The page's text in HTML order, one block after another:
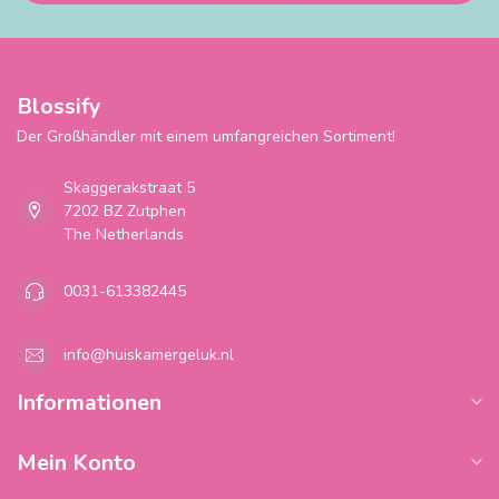
Blossify
Der Großhändler mit einem umfangreichen Sortiment!
Skaggerakstraat 5
7202 BZ Zutphen
The Netherlands
0031-613382445
info@huiskamergeluk.nl
Informationen
Mein Konto